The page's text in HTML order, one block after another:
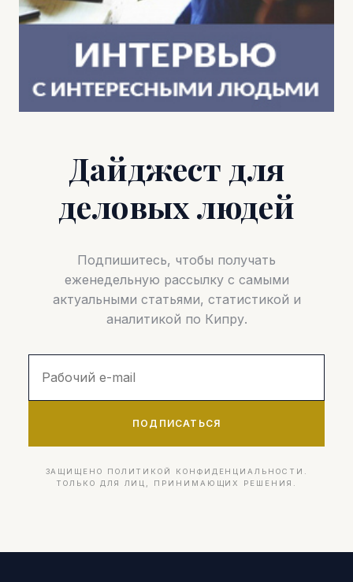
Дайджест для
деловых людей
Подпишитесь, чтобы получать
еженедельную рассылку с самыми
актуальными статьями, статистикой и
аналитикой по Кипру.
ПОДПИСАТЬСЯ
ЗАЩИЩЕНО ПОЛИТИКОЙ КОНФИДЕНЦИАЛЬНОСТИ.
ТОЛЬКО ДЛЯ ЛИЦ, ПРИНИМАЮЩИХ РЕШЕНИЯ.